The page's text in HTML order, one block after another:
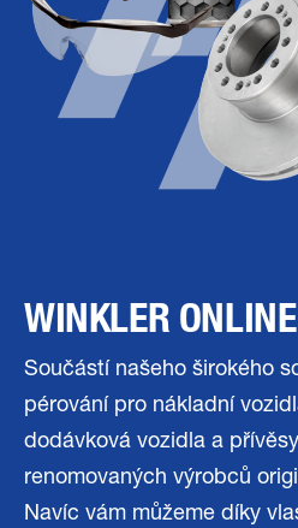
WINKLER
Součástí našeho širokého
pérování pro nákladní
dodávková vozidla a
renomovaných výrobců
Navíc vám můžeme díky